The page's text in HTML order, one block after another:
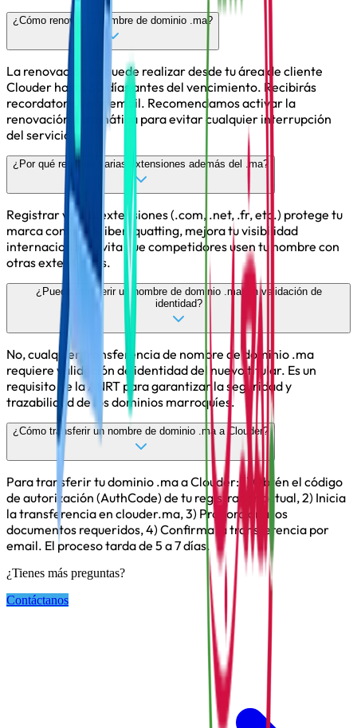
¿Cómo renovar tu nombre de dominio .ma?
La renovación se puede realizar desde tu área de cliente
Clouder hasta 30 días antes del vencimiento. Recibirás
recordatorios por email. Recomendamos activar la
renovación automática para evitar cualquier interrupción
del servicio.
¿Por qué registrar varias extensiones además del .ma?
Registrar varias extensiones (.com, .net, .fr, etc.) protege tu
marca contra el cibersquatting, mejora tu visibilidad
internacional y evita que competidores usen tu nombre con
otras extensiones.
¿Puedo transferir un nombre de dominio .ma sin validación de
identidad?
No, cualquier transferencia de nombre de dominio .ma
requiere validación de identidad del nuevo titular. Es un
requisito de la ANRT para garantizar la seguridad y
trazabilidad de los dominios marroquíes.
¿Cómo transferir un nombre de dominio .ma a Clouder?
Para transferir tu dominio .ma a Clouder: 1) Obtén el código
de autorización (AuthCode) de tu registrador actual, 2) Inicia
la transferencia en clouder.ma, 3) Proporciona los
documentos requeridos, 4) Confirma la transferencia por
email. El proceso tarda de 5 a 7 días.
¿Tienes más preguntas?
Contáctanos